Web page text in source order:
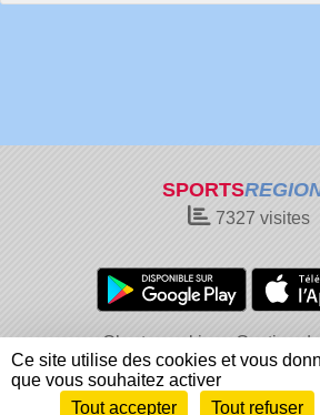
SPORTS
7327 visites
Charte cookies
Gestion
Informations légales
Signaler un
Envie de participer ?
Ce site utilise des cookies et vous
que vous souhaitez activer
Tout accepter
Tout refuser